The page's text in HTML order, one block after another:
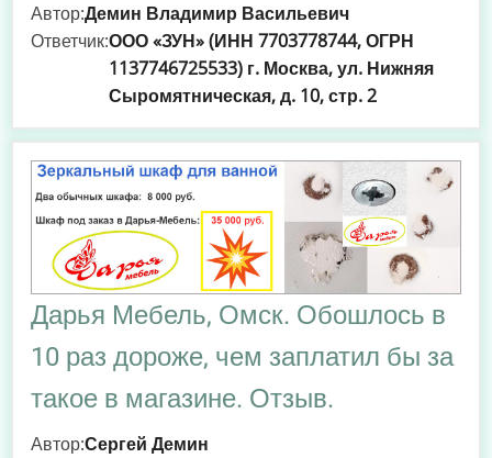
Автор:Демин Владимир Васильевич
Ответчик:ООО «ЗУН» (ИНН 7703778744, ОГРН
1137746725533) г. Москва, ул. Нижняя
Сыромятническая, д. 10, стр. 2
Дарья Мебель, Омск. Обошлось в
10 раз дороже, чем заплатил бы за
такое в магазине. Отзыв.
Автор:Сергей Демин